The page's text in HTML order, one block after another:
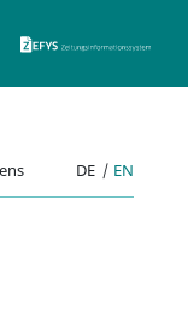
DE | EN